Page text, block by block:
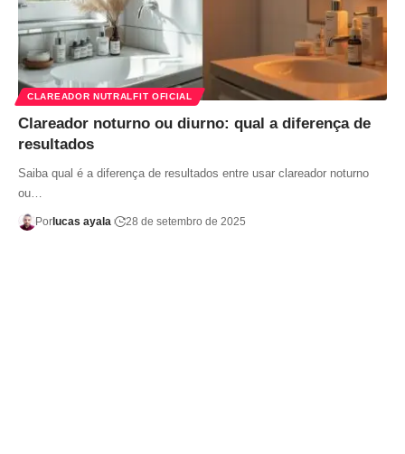
CLAREADOR NUTRALFIT OFICIAL
Clareador noturno ou diurno: qual a diferença de
resultados
Saiba qual é a diferença de resultados entre usar clareador noturno
ou…
Porlucas ayala 28 de setembro de 2025